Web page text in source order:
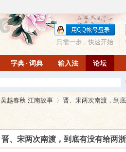
只需一步，快速开始
字典 · 词典 输入法 论坛
吴越春秋 江南故事
›
晋、宋两次南渡，到
晋、宋两次南渡，到底有没有给两